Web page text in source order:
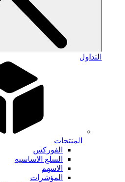
التداول
المنتجات
الفوركس
السلع الاساسيه
الاسهم
المؤشرات